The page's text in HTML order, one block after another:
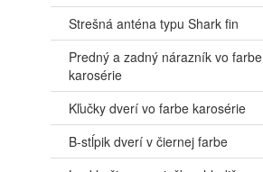
Strešná anténa typu Shark fin
Predný a zadný nárazník vo farbe
karosérie
Kľučky dverí vo farbe karosérie
B-stĺpik dverí v čiernej farbe